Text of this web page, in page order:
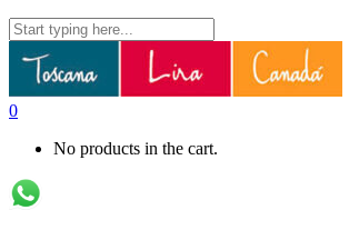
0
No products in the cart.